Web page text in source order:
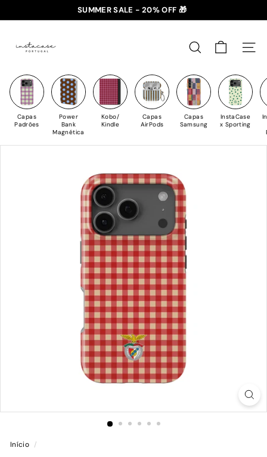
para
Conteúdo
slideshow
✈️ PORTES GRÁTIS: +35€ 🇵🇹🇪🇸 | +50€ 🇪🇺
SUMMER SALE - 20% OFF 🎁
n
t
a
C
a
s
PESQUISAR
Capas
Padrões
Power
Bank
Magnética
Kobo/
Kindle
Capas
AirPods
Capas
Samsung
InstaCase
x Sporting
Início /